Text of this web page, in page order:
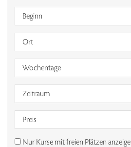
Beginn
Ort
Wochentage
Zeitraum
Preis
Nur Kurse mit freien Plätzen